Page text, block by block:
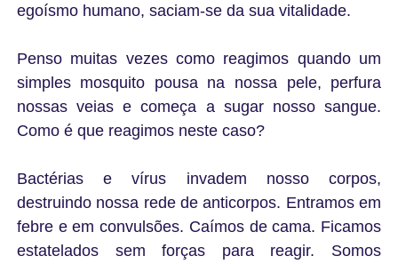
egoísmo humano, saciam-se da sua vitalidade.
Penso muitas vezes como reagimos quando um
simples mosquito pousa na nossa pele, perfura
nossas veias e começa a sugar nosso sangue.
Como é que reagimos neste caso?
Bactérias e vírus invadem nosso corpos,
destruindo nossa rede de anticorpos. Entramos em
febre e em convulsões. Caímos de cama. Ficamos
estatelados sem forças para reagir. Somos